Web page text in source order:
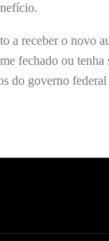
a receber o novo
fechado ou
do governo